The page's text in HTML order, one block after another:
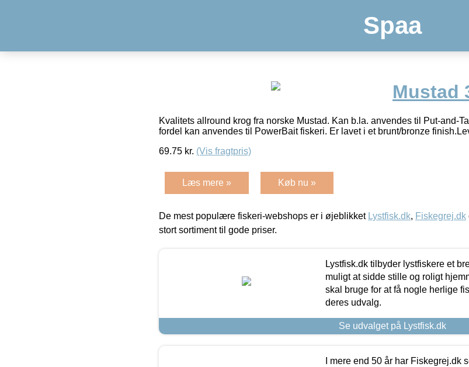
Spaa
Mustad
Kvalitets allround krog fra norske Mustad. Kan b.la. anvendes til Put-and-
fordel kan anvendes til PowerBait fiskeri. Er lavet i et brunt/bronze
69.75 kr. (Vis fragtpris)
Læs mere » Køb nu »
De mest populære fiskeri-webshops er i øjeblikket Lystfisk.dk, Fiskegrej.dk
stort sortiment til gode priser.
Lystfisk.dk tilbyder lystfiskere et
muligt at sidde stille og roligt
skal bruge for at få nogle herlige
deres udvalg.
Se udvalget på Lystfisk.dk
I mere end 50 år har Fiskegrej.dk